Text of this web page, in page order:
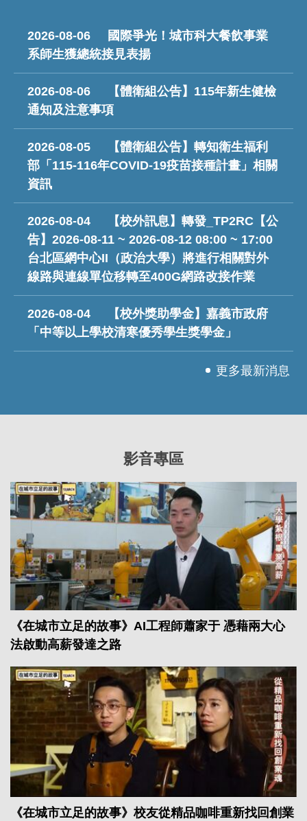
2026-08-06
國際爭光！城市科大餐飲事業
系師生獲總統接見表揚
2026-08-06
【體衛組公告】115年新生健檢
通知及注意事項
2026-08-05
【體衛組公告】轉知衛生福利
部「115-116年COVID-19疫苗接種計畫」相關
資訊
2026-08-04
【校外訊息】轉發_TP2RC【公
告】2026-08-11 ~ 2026-08-12 08:00 ~ 17:00
台北區網中心II（政治大學）將進行相關對外
線路與連線單位移轉至400G網路改接作業
2026-08-04
【校外獎助學金】嘉義市政府
「中等以上學校清寒優秀學生獎學金」
更多最新消息
影音專區
《在城市立足的故事》AI工程師蕭家于 憑藉兩大心
法啟動高薪發達之路
《在城市立足的故事》校友從精品咖啡重新找回創業